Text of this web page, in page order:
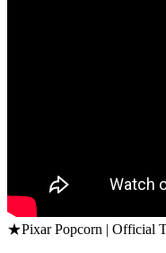
★Pixar Popcorn | Official